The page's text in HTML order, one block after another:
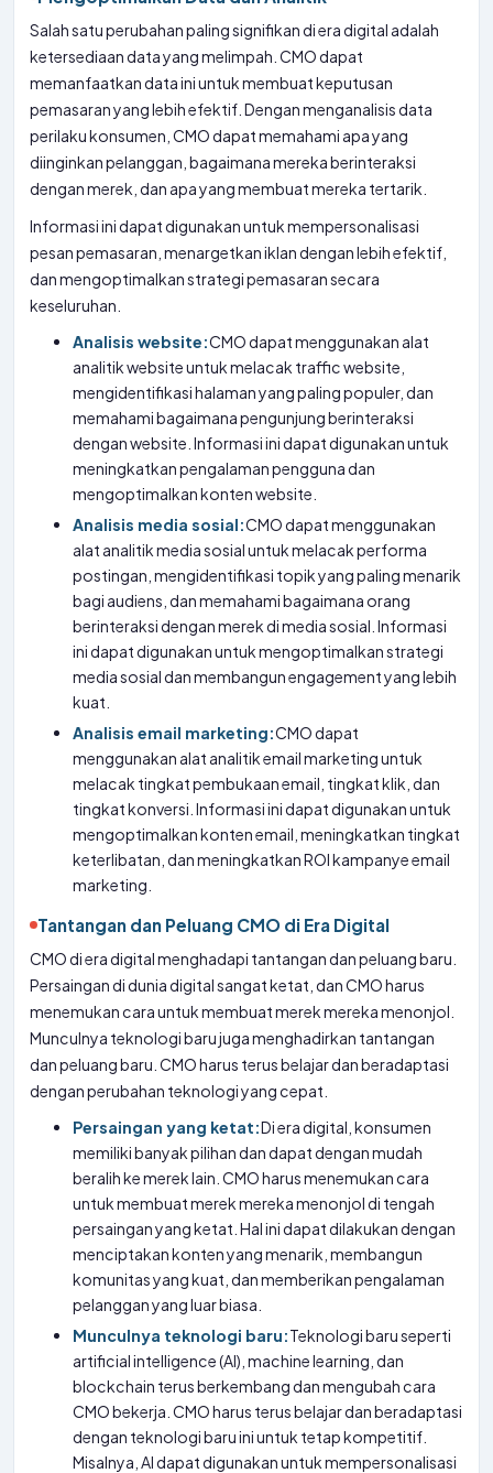
Salah satu perubahan paling signifikan di era digital adalah
ketersediaan data yang melimpah. CMO dapat
memanfaatkan data ini untuk membuat keputusan
pemasaran yang lebih efektif. Dengan menganalisis data
perilaku konsumen, CMO dapat memahami apa yang
diinginkan pelanggan, bagaimana mereka berinteraksi
dengan merek, dan apa yang membuat mereka tertarik.
Informasi ini dapat digunakan untuk mempersonalisasi
pesan pemasaran, menargetkan iklan dengan lebih efektif,
dan mengoptimalkan strategi pemasaran secara
keseluruhan.
Analisis website:CMO dapat menggunakan alat
analitik website untuk melacak traffic website,
mengidentifikasi halaman yang paling populer, dan
memahami bagaimana pengunjung berinteraksi
dengan website. Informasi ini dapat digunakan untuk
meningkatkan pengalaman pengguna dan
mengoptimalkan konten website.
Analisis media sosial:CMO dapat menggunakan
alat analitik media sosial untuk melacak performa
postingan, mengidentifikasi topik yang paling menarik
bagi audiens, dan memahami bagaimana orang
berinteraksi dengan merek di media sosial. Informasi
ini dapat digunakan untuk mengoptimalkan strategi
media sosial dan membangun engagement yang lebih
kuat.
Analisis email marketing:CMO dapat
menggunakan alat analitik email marketing untuk
melacak tingkat pembukaan email, tingkat klik, dan
tingkat konversi. Informasi ini dapat digunakan untuk
mengoptimalkan konten email, meningkatkan tingkat
keterlibatan, dan meningkatkan ROI kampanye email
marketing.
Tantangan dan Peluang CMO di Era Digital
CMO di era digital menghadapi tantangan dan peluang baru.
Persaingan di dunia digital sangat ketat, dan CMO harus
menemukan cara untuk membuat merek mereka menonjol.
Munculnya teknologi baru juga menghadirkan tantangan
dan peluang baru. CMO harus terus belajar dan beradaptasi
dengan perubahan teknologi yang cepat.
Persaingan yang ketat:Di era digital, konsumen
memiliki banyak pilihan dan dapat dengan mudah
beralih ke merek lain. CMO harus menemukan cara
untuk membuat merek mereka menonjol di tengah
persaingan yang ketat. Hal ini dapat dilakukan dengan
menciptakan konten yang menarik, membangun
komunitas yang kuat, dan memberikan pengalaman
pelanggan yang luar biasa.
Munculnya teknologi baru:Teknologi baru seperti
artificial intelligence (AI), machine learning, dan
blockchain terus berkembang dan mengubah cara
CMO bekerja. CMO harus terus belajar dan beradaptasi
dengan teknologi baru ini untuk tetap kompetitif.
Misalnya, AI dapat digunakan untuk mempersonalisasi